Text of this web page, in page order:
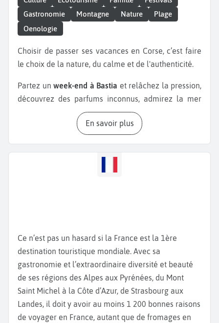
Gastronomie
Montagne Nature
Plage
Oenologie
Choisir de passer ses vacances en Corse, c’est faire
le choix de la nature, du calme et de l'authenticité.
Partez un week-end à Bastia et relâchez la pression,
découvrez des parfums inconnus, admirez la mer
bleu azur et la montagne. Crapahutez au cœur des
petites ruelles de la vieille ville, baladez-vous dans
faire une pause dans votre ascension vers la
donjon, lePalais des Gouverneurs, le
d’Histoire de Bastiaet laCathédrale Sainte-Marie
sont les endroits incontournables de votre balade
dans la citadelle. L’église Saint-Jean-Baptiste,
style baroque, avec ses deux clochers et son
intérieur richement décoré, est le symbole religieux
En savoir plus
Ce n’est pas un hasard si la France est la 1ère
destination touristique mondiale. Avec sa
gastronomie et l’extraordinaire diversité et beauté
de ses régions des Alpes aux Pyrénées, du Mont
Saint Michel à la Côte d’Azur, de Strasbourg aux
Landes, il doit y avoir au moins 1 200 bonnes raisons
de voyager en France, autant que de fromages en